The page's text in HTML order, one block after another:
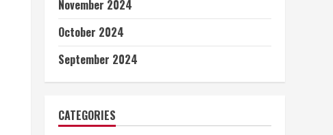
November 2024
October 2024
September 2024
CATEGORIES